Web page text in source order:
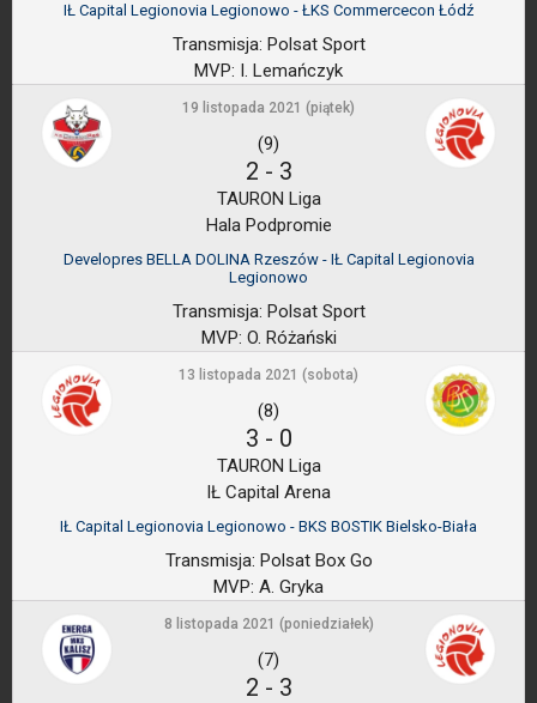
IŁ Capital Legionovia Legionowo - ŁKS Commercecon Łódź
Transmisja: Polsat Sport
MVP: I. Lemańczyk
19 listopada 2021 (piątek)
(9)
2 - 3
TAURON Liga
Hala Podpromie
Developres BELLA DOLINA Rzeszów - IŁ Capital Legionovia
Legionowo
Transmisja: Polsat Sport
MVP: O. Różański
13 listopada 2021 (sobota)
(8)
3 - 0
TAURON Liga
IŁ Capital Arena
IŁ Capital Legionovia Legionowo - BKS BOSTIK Bielsko-Biała
Transmisja: Polsat Box Go
MVP: A. Gryka
8 listopada 2021 (poniedziałek)
(7)
2 - 3